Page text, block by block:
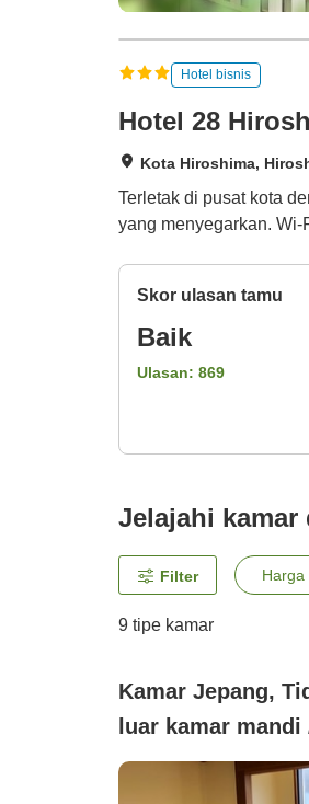
Hotel bisnis
Hotel 28
Kota Hiroshima,
Terletak di pusat kota
yang menyegarkan.
Skor ulasan tamu
Baik
Ulasan: 869
Jelajahi kamar
Filter Harga
9 tipe kamar
Kamar Jepang,
luar kamar
toilet bersama [6